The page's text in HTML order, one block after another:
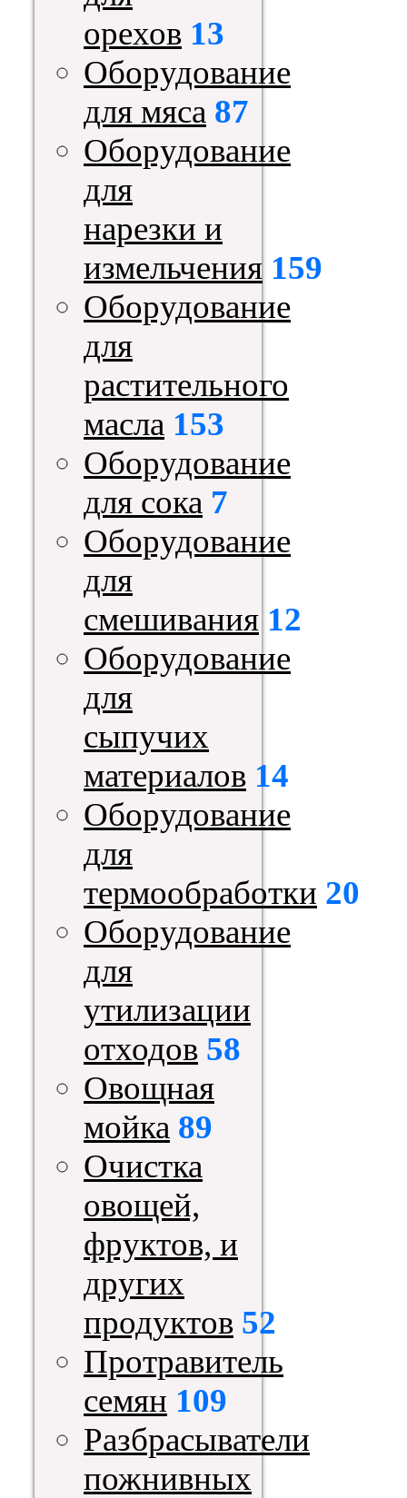
орехов 13
Оборудование
для мяса 87
Оборудование
для
нарезки и
измельчения 159
Оборудование
для
растительного
масла 153
Оборудование
для сока 7
Оборудование
для
смешивания 12
Оборудование
для
сыпучих
материалов 14
Оборудование
для
термообработки 20
Оборудование
для
утилизации
отходов 58
Овощная
мойка 89
Очистка
овощей,
фруктов, и
других
продуктов 52
Протравитель
семян 109
Разбрасыватели
пожнивных